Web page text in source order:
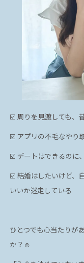
☑️ 周りを見渡しても、
☑️ アプリの不毛なやり
☑️ デートはできるのに
☑️ 結婚はしたいけど、
いいか迷走している
ひとつでも心当たりが
か？☺️